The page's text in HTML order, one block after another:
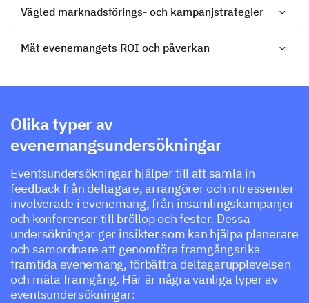
Vägled marknadsförings- och kampanjstrategier
Mät evenemangets ROI och påverkan
Olika typer av
evenemangsundersökningar
Eventsundersökningar hjälper till att samla in
feedback från deltagare, arrangörer och intressenter
involverade i evenemang, från insamlingskampanjer
och konferenser till bröllop och fester. Dessa
undersökningar ger insikter som kan hjälpa planerare
och samordnare att genomföra framgångsrika
framtida evenemang, förbättra deltagarupplevelsen
och mäta framgång. Här är några vanliga typer av
eventsundersökningar: